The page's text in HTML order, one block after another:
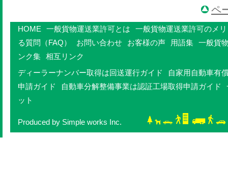
ペ
HOME 一般貨物運送業許可とは
一般貨物運送業許可のメ
る質問（FAQ）
お問い合わせ お客様の声 用語集 一般貨
ンク集 相互リンク
ディーラーナンバー取得は回送運行ガイド
自家用自動車有
申請ガイド
自動車分解整備事業は認証工場取得申請ガイド
ット
Produced by Simple works Inc.